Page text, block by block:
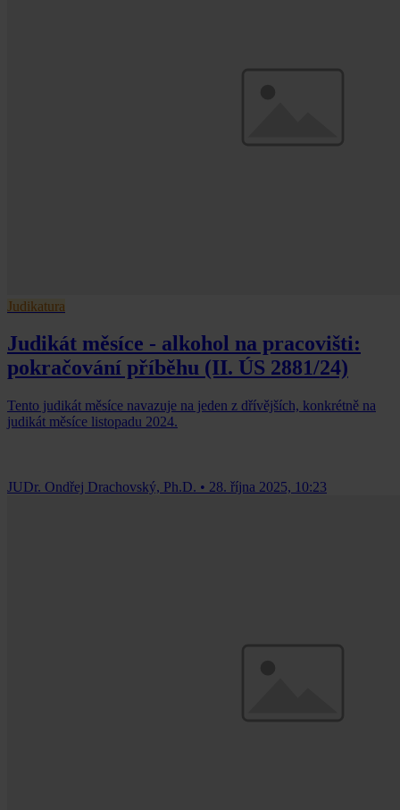
Judikatura
Judikát měsíce - alkohol na pracovišti:
pokračování příběhu (II. ÚS 2881/24)
Tento judikát měsíce navazuje na jeden z dřívějších, konkrétně na
judikát měsíce listopadu 2024.
JUDr. Ondřej Drachovský, Ph.D. • 28. října 2025, 10:23